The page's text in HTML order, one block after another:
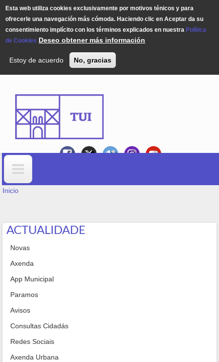
Esta web utiliza cookies exclusivamente por motivos ténicos y para
ofrecerle una navegación más cómoda. Haciendo clic en Aceptar da su
consentimiento implícito con los términos explicados en nuestra Política
de Cookies Deseo obtener más información
Estoy de acuerdo No, gracias
Formulario de búsqueda
USTED ESTÁ AQUÍ
Inicio
ACTUALIDADE
Novas
Axenda
App Municipal
Paramos
Avisos
Consultas Cidadás
Redes Sociais
Axenda Urbana